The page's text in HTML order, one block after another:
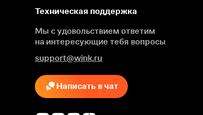
Техническая поддержка
Мы с удовольствием ответим
на интересующие тебя вопросы
support@wink.ru
Написать в чат